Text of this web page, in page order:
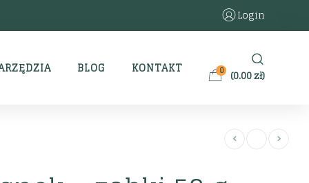
Login
BLOG KONTAKT 0 (0.00zł)